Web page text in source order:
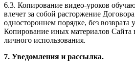
6.3. Копирование видео-уроков
влечет за собой расторжение
одностороннем порядке, без
Копирование иных материалов
личного использования.
7. Уведомления и рассылка.